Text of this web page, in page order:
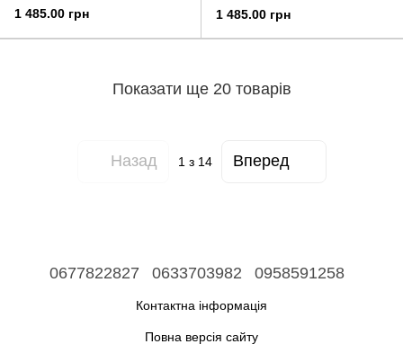
1 485.00 грн 1 485.00 грн
Показати ще 20 товарів
Назад 1 з 14 Вперед
0677822827 0633703982 0958591258
Контактна інформація
Повна версія сайту